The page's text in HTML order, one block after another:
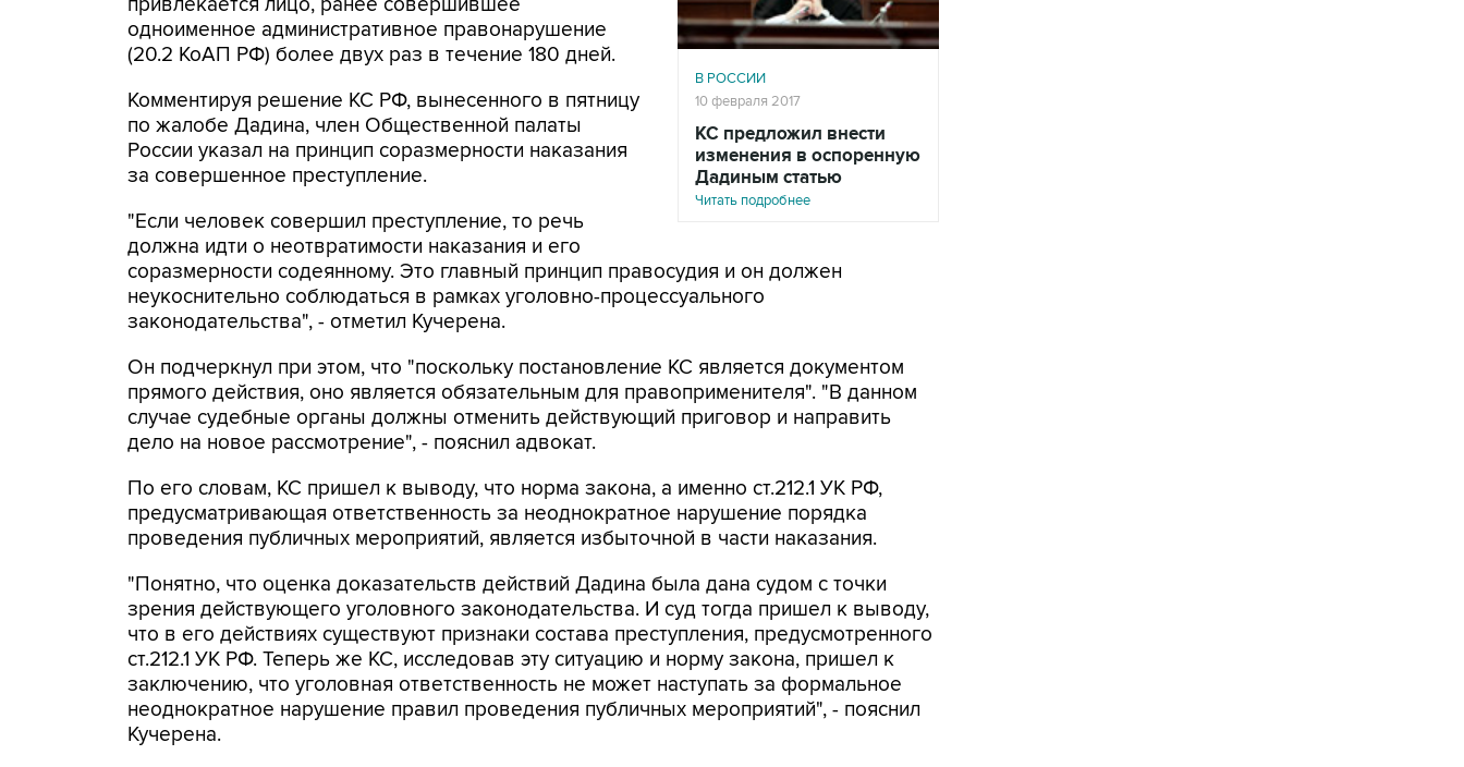
В РОССИИ
10 февраля 2017
КС предложил внести
изменения в оспоренную
Дадиным статью
Читать подробнее
одноименное административное правонарушение
(20.2 КоАП РФ) более двух раз в течение 180 дней.
Комментируя решение КС РФ, вынесенного в пятницу
по жалобе Дадина, член Общественной палаты
России указал на принцип соразмерности наказания
за совершенное преступление.
"Если человек совершил преступление, то речь
должна идти о неотвратимости наказания и его
соразмерности содеянному. Это главный принцип правосудия и он должен
неукоснительно соблюдаться в рамках уголовно-процессуального
законодательства", - отметил Кучерена.
Он подчеркнул при этом, что "поскольку постановление КС является документом
прямого действия, оно является обязательным для правоприменителя". "В данном
случае судебные органы должны отменить действующий приговор и направить
дело на новое рассмотрение", - пояснил адвокат.
По его словам, КС пришел к выводу, что норма закона, а именно ст.212.1 УК РФ,
предусматривающая ответственность за неоднократное нарушение порядка
проведения публичных мероприятий, является избыточной в части наказания.
"Понятно, что оценка доказательств действий Дадина была дана судом с точки
зрения действующего уголовного законодательства. И суд тогда пришел к выводу,
что в его действиях существуют признаки состава преступления, предусмотренного
ст.212.1 УК РФ. Теперь же КС, исследовав эту ситуацию и норму закона, пришел к
заключению, что уголовная ответственность не может наступать за формальное
неоднократное нарушение правил проведения публичных мероприятий", - пояснил
Кучерена.